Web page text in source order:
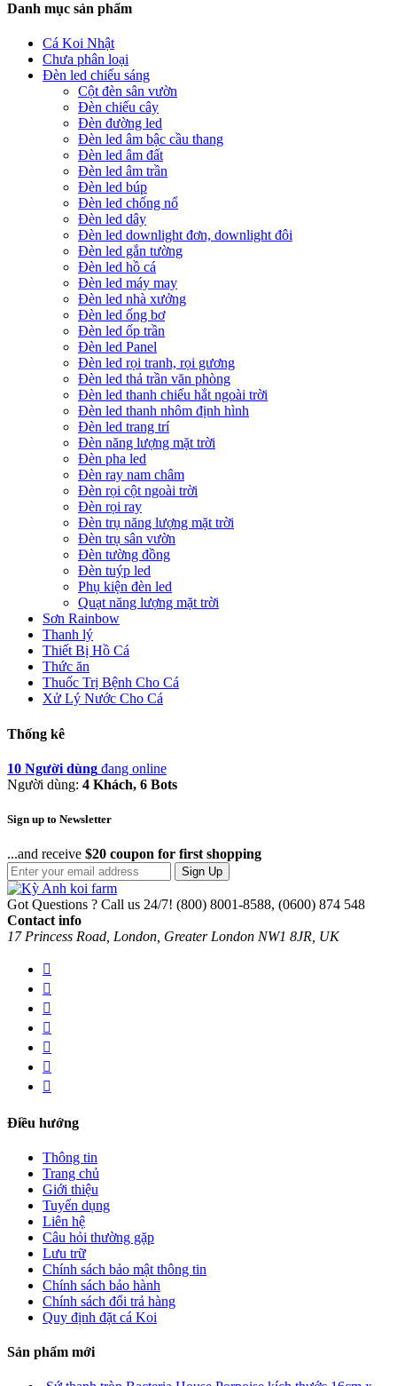
Danh mục sản phẩm
Cá Koi Nhật
Chưa phân loại
Đèn led chiếu sáng
Cột đèn sân vườn
Đèn chiếu cây
Đèn đường led
Đèn led âm bậc cầu thang
Đèn led âm đất
Đèn led âm trần
Đèn led búp
Đèn led chống nổ
Đèn led dây
Đèn led downlight đơn, downlight đôi
Đèn led gắn tường
Đèn led hồ cá
Đèn led máy may
Đèn led nhà xưởng
Đèn led ống bơ
Đèn led ốp trần
Đèn led Panel
Đèn led rọi tranh, rọi gương
Đèn led thả trần văn phòng
Đèn led thanh chiếu hắt ngoài trời
Đèn led thanh nhôm định hình
Đèn led trang trí
Đèn năng lượng mặt trời
Đèn pha led
Đèn ray nam châm
Đèn rọi cột ngoài trời
Đèn rọi ray
Đèn trụ năng lượng mặt trời
Đèn trụ sân vườn
Đèn tường đồng
Đèn tuýp led
Phụ kiện đèn led
Quạt năng lượng mặt trời
Sơn Rainbow
Thanh lý
Thiết Bị Hồ Cá
Thức ăn
Thuốc Trị Bệnh Cho Cá
Xử Lý Nước Cho Cá
Thống kê
10 Người dùng đang online
Người dùng: 4 Khách, 6 Bots
Sign up to Newsletter
...and receive $20 coupon for first shopping
Sign Up
Got Questions ? Call us 24/7! (800) 8001-8588, (0600) 874 548
Contact info
17 Princess Road, London, Greater London NW1 8JR, UK
Điều hướng
Thông tin
Trang chủ
Giới thiệu
Tuyển dụng
Liên hệ
Câu hỏi thường gặp
Lưu trữ
Chính sách bảo mật thông tin
Chính sách bảo hành
Chính sách đổi trả hàng
Quy định đặt cá Koi
Sản phẩm mới